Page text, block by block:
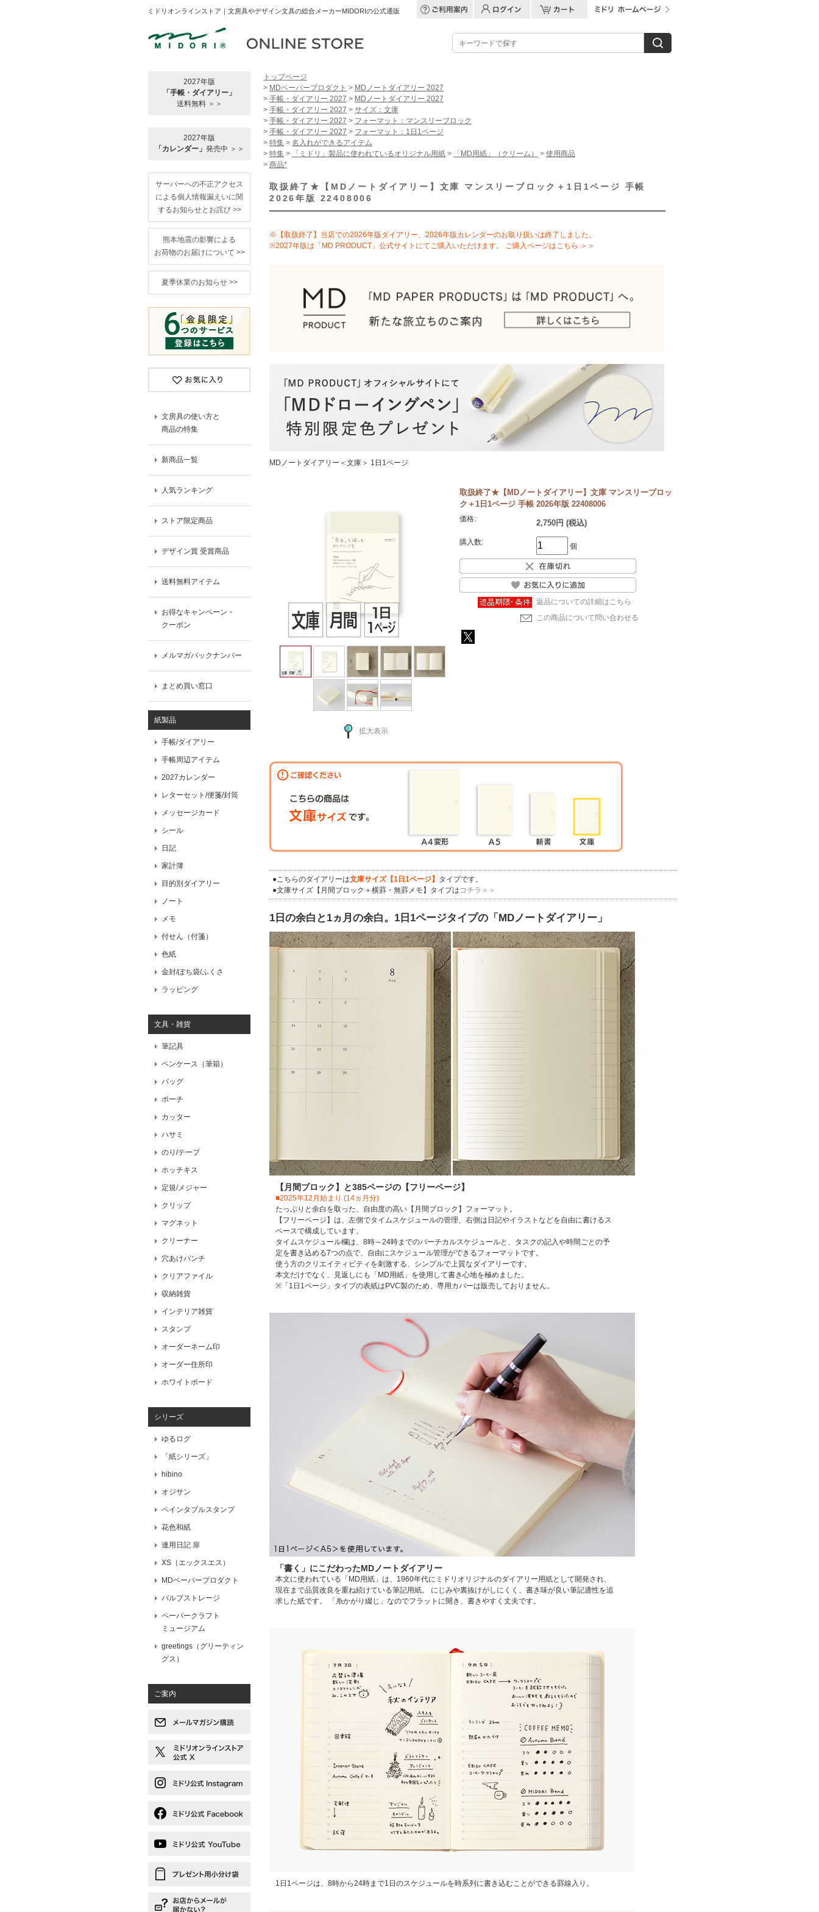
ミドリオンラインストア｜文房具やデザイン文具の総合メーカーMIDORIの公式通販
2027年版
「手帳・ダイアリー」
送料無料 ＞＞
2027年版
「カレンダー」 発売中 ＞＞
サーバーへの不正アクセス
による個人情報漏えいに関
するお知らせとお詫び >>
熊本地震の影響による
お荷物のお届けについて >>
夏季休業のお知らせ >>
文房具の使い方と
商品の特集
新商品一覧
人気ランキング
ストア限定商品
デザイン賞 受賞商品
送料無料アイテム
お得なキャンペーン・
クーポン
メルマガバックナンバー
まとめ買い窓口
紙製品
手帳/ダイアリー
手帳周辺アイテム
2027カレンダー
レターセット/便箋/封筒
メッセージカード
シール
日記
家計簿
目的別ダイアリー
ノート
メモ
付せん（付箋）
色紙
金封/ぽち袋/ふくさ
ラッピング
文具・雑貨
筆記具
ペンケース（筆箱）
バッグ
ポーチ
カッター
ハサミ
のり/テープ
ホッチキス
定規/メジャー
クリップ
マグネット
クリーナー
穴あけパンチ
クリアファイル
収納雑貨
インテリア雑貨
スタンプ
オーダーネーム印
オーダー住所印
ホワイトボード
シリーズ
ゆるログ
「紙シリーズ」
hibino
オジサン
ペインタブルスタンプ
花色和紙
連用日記 扉
XS（エックスエス）
MDペーパープロダクト
パルプストレージ
ペーパークラフト
ミュージアム
greetings（グリーティン
グス）
ご案内
トップページ
> MDペーパープロダクト > MDノートダイアリー 2027
> 手帳・ダイアリー 2027 > MDノートダイアリー 2027
> 手帳・ダイアリー 2027 > サイズ：文庫
> 手帳・ダイアリー 2027 > フォーマット：マンスリーブロック
> 手帳・ダイアリー 2027 > フォーマット：1日1ページ
> 特集 > 名入れができるアイテム
> 特集 > 「ミドリ」製品に使われているオリジナル用紙 > 「MD用紙」（クリーム） > 使用商品
> 商品*
取扱終了★【MDノートダイアリー】文庫 マンスリーブロック＋1日1ページ 手帳
2026年版 22408006
※【取扱終了】当店での2026年版ダイアリー、2026年版カレンダーのお取り扱いは終了しました。
※2027年版は「MD PRODUCT」公式サイトにてご購入いただけます。 ご購入ページはこちら ＞＞
MDノートダイアリー＜文庫＞ 1日1ページ
拡大表示
取扱終了★【MDノートダイアリー】文庫 マンスリーブロッ
ク＋1日1ページ 手帳 2026年版 22408006
価格: 2,750円 (税込)
購入数: 個
返品についての詳細はこちら
この商品について問い合わせる
●こちらのダイアリーは文庫サイズ【1日1ページ】 タイプです。
●文庫サイズ【月間ブロック＋横罫・無罫メモ】タイプは コチラ＞＞
1日の余白と1ヵ月の余白。1日1ページタイプの「MDノートダイアリー」
【月間ブロック】と385ページの【フリーページ】
■2025年12月始まり (14ヵ月分)
たっぷりと余白を取った、自由度の高い【月間ブロック】フォーマット。
【フリーページ】は、左側でタイムスケジュールの管理、右側は日記やイラストなどを自由に書けるス
ペースで構成しています。
タイムスケジュール欄は、8時～24時までのバーチカルスケジュールと、タスクの記入や時間ごとの予
定を書き込める7つの点で、自由にスケジュール管理ができるフォーマットです。
使う方のクリエイティビティを刺激する、シンプルで上質なダイアリーです。
本文だけでなく、見返しにも「MD用紙」を使用して書き心地を極めました。
※「1日1ページ」タイプの表紙はPVC製のため、専用カバーは販売しておりません。
「書く」にこだわったMDノートダイアリー
本文に使われている「MD用紙」は、1960年代にミドリオリジナルのダイアリー用紙として開発され、
現在まで品質改良を重ね続けている筆記用紙。 にじみや裏抜けがしにくく、書き味が良い筆記適性を追
求した紙です。 「糸かがり綴じ」なのでフラットに開き、書きやすく丈夫です。
1日1ページは、8時から24時まで1日のスケジュールを時系列に書き込むことができる罫線入り。